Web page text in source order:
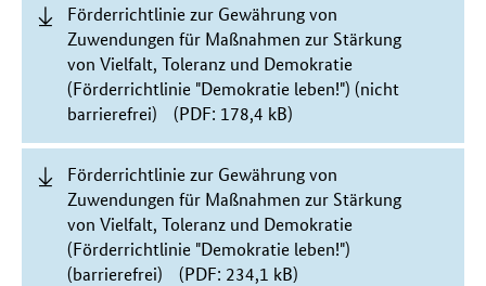
Förderrichtlinie zur Gewährung von
Zuwendungen für Maßnahmen zur Stärkung
von Vielfalt, Toleranz und Demokratie
(Förderrichtlinie "Demokratie leben!") (nicht
barrierefrei)
(PDF: 178,4 kB)
Förderrichtlinie zur Gewährung von
Zuwendungen für Maßnahmen zur Stärkung
von Vielfalt, Toleranz und Demokratie
(Förderrichtlinie "Demokratie leben!")
(barrierefrei)
(PDF: 234,1 kB)